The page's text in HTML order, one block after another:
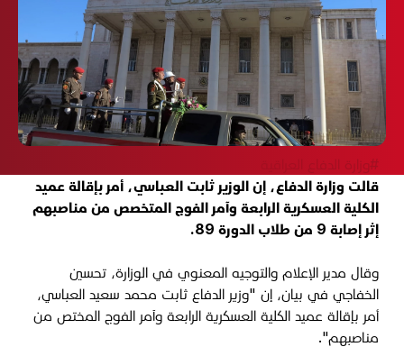
#وزارة الدفاع العراقية
قالت وزارة الدفاع، إن الوزير ثابت العباسي، أمر بإقالة عميد
الكلية العسكرية الرابعة وآمر الفوج المتخصص من مناصبهم
إثر إصابة 9 من طلاب الدورة 89.
وقال مدير الإعلام والتوجيه المعنوي في الوزارة، تحسين
الخفاجي في بيان، إن "وزير الدفاع ثابت محمد سعيد العباسي،
أمر بإقالة عميد الكلية العسكرية الرابعة ‏وآمر الفوج المختص من
مناصبهم".